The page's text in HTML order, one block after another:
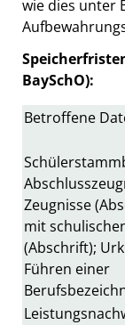
wie dies unter
BaySchO):
Betroffene
Zeugnisse
mit
(Abschrift);
Führen einer